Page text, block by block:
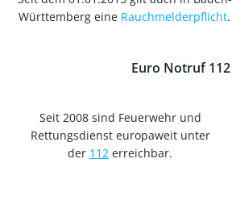
Württemberg eine Rauchmelderpflicht.
Euro Notruf 112
Seit 2008 sind Feuerwehr und
Rettungsdienst europaweit unter
der 112 erreichbar.